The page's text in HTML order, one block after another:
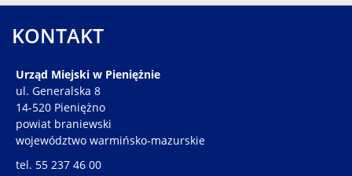
KONTAKT
Urząd Miejski w Pieniężnie
ul. Generalska 8
14-520 Pieniężno
powiat braniewski
województwo warmińsko-mazurskie
tel. 55 237 46 00